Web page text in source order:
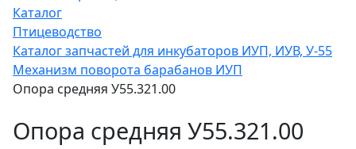
Каталог
Птицеводство
Каталог запчастей для инкубаторов ИУП, ИУВ, У-55
Механизм поворота барабанов ИУП
Опора средняя У55.321.00
Опора средняя У55.321.00